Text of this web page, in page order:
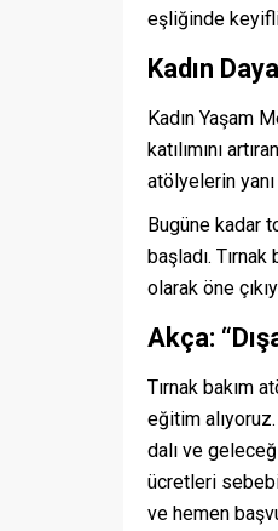
eşliğinde
Kadın
Kadın Yaşam
katılımını
atölyelerin
Bugüne kadar
başladı.
olarak öne
Akça:
Tırnak bakım
eğitim
dalı ve
ücretleri
ve hemen